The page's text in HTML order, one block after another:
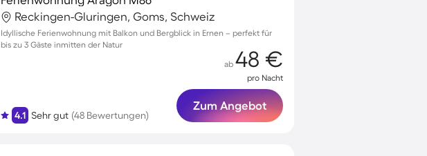
Reckingen-Gluringen, Goms, Schweiz
Idyllische Ferienwohnung mit Balkon und Bergblick in Ernen – perfekt für
bis zu 3 Gäste inmitten der Natur
4.1 Sehr gut (48 Bewertungen)
ab 48 €
pro Nacht
Zum Angebot